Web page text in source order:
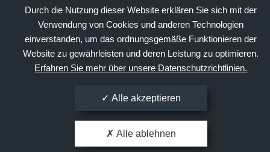
Durch die Nutzung dieser Website erklären Sie sich mit der
Verwendung von Cookies und anderen Technologien
einverstanden, um das ordnungsgemäße Funktionieren der
Website zu gewährleisten und deren Leistung zu optimieren.
Erfahren Sie mehr über unsere Datenschutzrichtlinien.
Alle akzeptieren
Alle ablehnen